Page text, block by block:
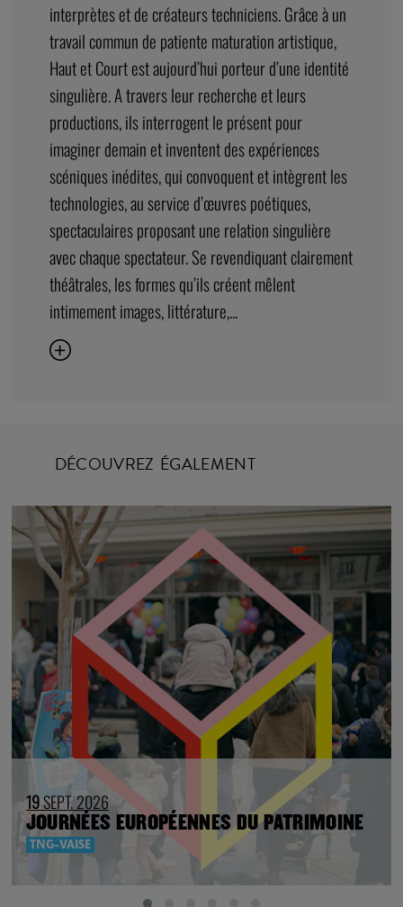
interprètes et de créateurs techniciens. Grâce à un
travail commun de patiente maturation artistique,
Haut et Court est aujourd’hui porteur d’une identité
singulière. A travers leur recherche et leurs
productions, ils interrogent le présent pour
imaginer demain et inventent des expériences
scéniques inédites, qui convoquent et intègrent les
technologies, au service d’œuvres poétiques,
spectaculaires proposant une relation singulière
avec chaque spectateur. Se revendiquant clairement
théâtrales, les formes qu’ils créent mêlent
intimement images, littérature,...
19SEPT. 2026
JOURNÉES EUROPÉENNES DU PATRIMOINE